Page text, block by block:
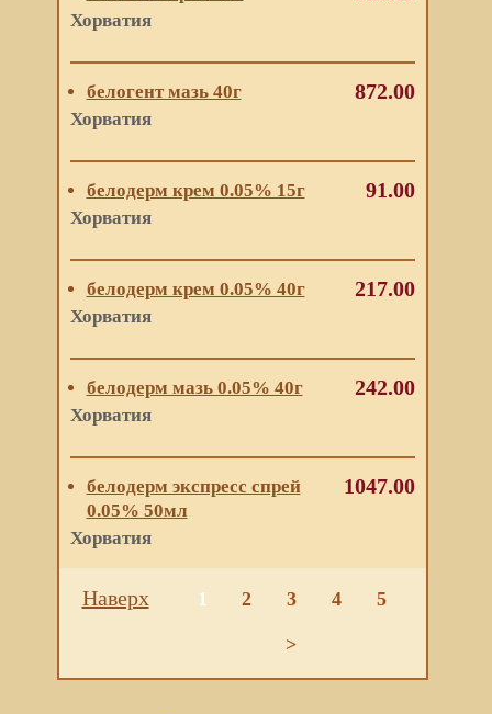
Хорватия
белогент мазь 40г
Хорватия
872.00
белодерм крем 0.05% 15г
Хорватия
91.00
белодерм крем 0.05% 40г
Хорватия
217.00
белодерм мазь 0.05% 40г
Хорватия
242.00
белодерм экспресс спрей
0.05% 50мл
Хорватия
1047.00
Наверх 1 2 3 4 5
>